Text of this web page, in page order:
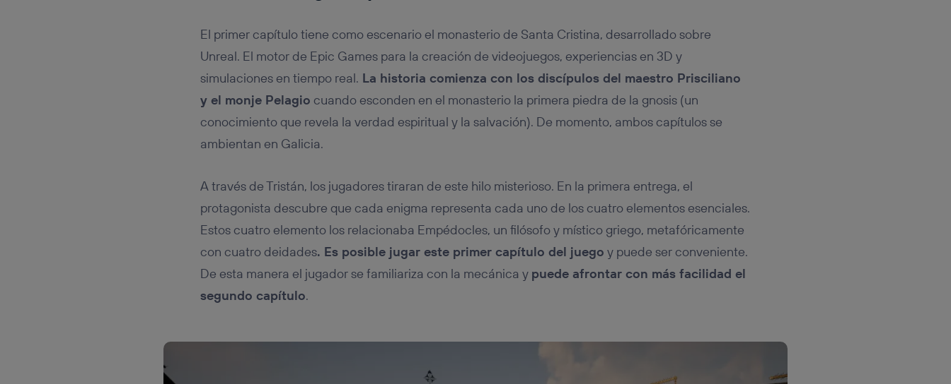
El primer capítulo tiene como escenario el monasterio de Santa Cristina, desarrollado sobre
Unreal. El motor de Epic Games para la creación de videojuegos, experiencias en 3D y
simulaciones en tiempo real. La historia comienza con los discípulos del maestro Prisciliano
y el monje Pelagio cuando esconden en el monasterio la primera piedra de la gnosis (un
conocimiento que revela la verdad espiritual y la salvación). De momento, ambos capítulos se
ambientan en Galicia.
A través de Tristán, los jugadores tiraran de este hilo misterioso. En la primera entrega, el
protagonista descubre que cada enigma representa cada uno de los cuatro elementos esenciales.
Estos cuatro elemento los relacionaba Empédocles, un filósofo y místico griego, metafóricamente
con cuatro deidades. Es posible jugar este primer capítulo del juego y puede ser conveniente.
De esta manera el jugador se familiariza con la mecánica y puede afrontar con más facilidad el
segundo capítulo.